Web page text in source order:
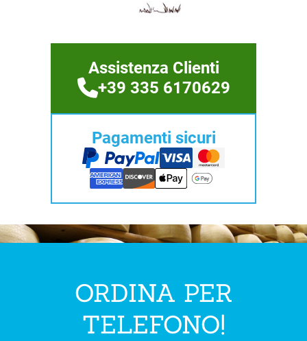
Assistenza Clienti
+39 335 6170629
Pagamenti sicuri
ORDINA PER
TELEFONO!